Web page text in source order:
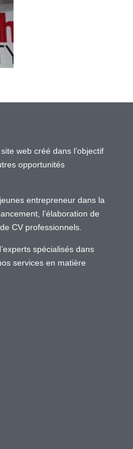
web créé dans l’objectif
opportunités
entrepreneur dans la
l’élaboration de
CV professionnels.
spécialisés dans
services en matière